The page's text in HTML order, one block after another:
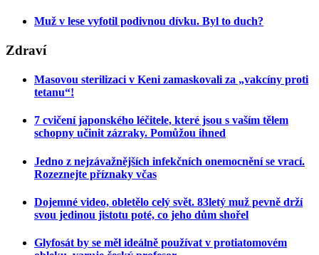
Muž v lese vyfotil podivnou dívku. Byl to duch?
Zdraví
Masovou sterilizaci v Keni zamaskovali za „vakcíny proti
tetanu“!
7 cvičení japonského léčitele, které jsou s vaším tělem
schopny učinit zázraky. Pomůžou ihned
Jedno z nejzávažnějších infekčních onemocnění se vrací.
Rozeznejte příznaky včas
Dojemné video, obletělo celý svět. 83letý muž pevně drží
svou jedinou jistotu poté, co jeho dům shořel
Glyfosát by se měl ideálně používat v protiatomovém